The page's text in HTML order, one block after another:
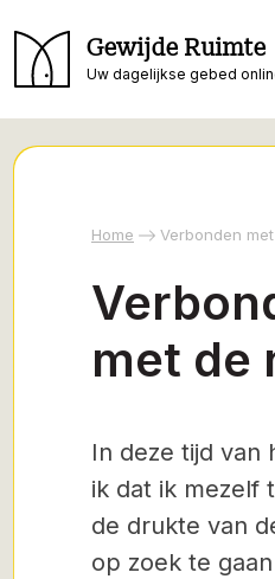
Gewijde Ruimte
Uw dagelijkse gebed
Home Verbonden
met de
In deze tijd van
ik dat ik mezelf
de drukte van
op zoek te